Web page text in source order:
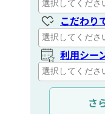
こだわり
利用シー
通信距離
さ